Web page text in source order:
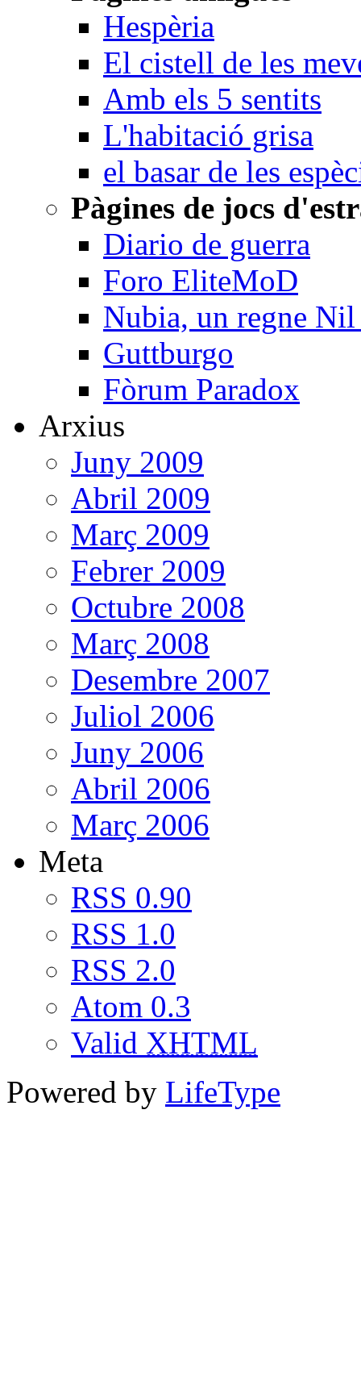
Hespèria
El cistell de les
Amb els 5 sentits
L'habitació grisa
el basar de les
Pàgines de jocs
Diario de guerra
Foro EliteMoD
Nubia, un regne
Guttburgo
Fòrum Paradox
Arxius
Juny 2009
Abril 2009
Març 2009
Febrer 2009
Octubre 2008
Març 2008
Desembre 2007
Juliol 2006
Juny 2006
Abril 2006
Març 2006
Meta
RSS 0.90
RSS 1.0
RSS 2.0
Atom 0.3
Valid XHTML
Powered by LifeType